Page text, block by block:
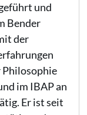
und
Bender
der
Philosophie
im IBAP an
Er ist seit